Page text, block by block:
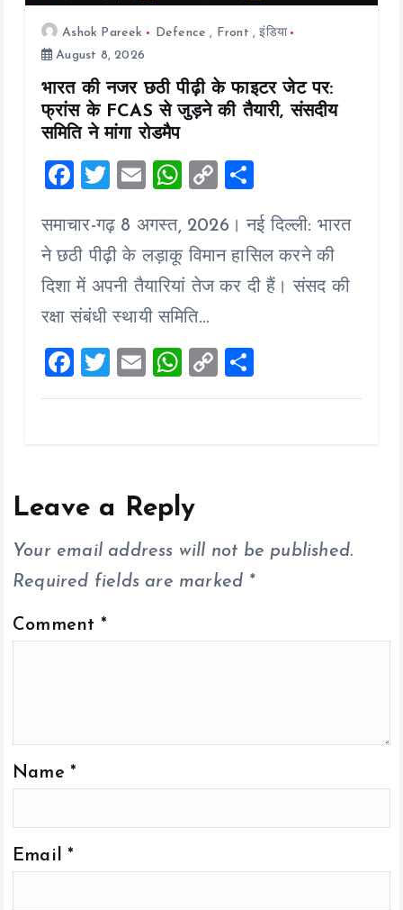
Ashok Pareek Defence , Front ,इंडिया
August 8, 2026
भारत की नजर छठी पीढ़ी के फाइटर जेट पर:
फ्रांस के FCAS से जुड़ने की तैयारी, संसदीय
समिति ने मांगा रोडमैप
F
ce
b
o
o
k
T
tt
er
E
ai
l
W
at
s
A
p
p
C
p
y
Li
k
a
re
समाचार-गढ़ 8 अगस्त, 2026। नई दिल्ली: भारत
ने छठी पीढ़ी के लड़ाकू विमान हासिल करने की
दिशा में अपनी तैयारियां तेज कर दी हैं। संसद की
रक्षा संबंधी स्थायी समिति…
F
a
o
T
wi
E
m
W
h
p
p
C
o
h
Leave a Reply
Your email address will not be published.
Required fields are marked *
Comment *
Name *
Email *